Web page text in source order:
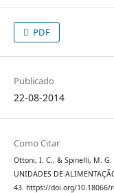
PDF
Publicado
22-08-2014
Como Citar
Ottoni, I. C., & Spinelli, M. G.
UNIDADES DE
43. https://doi.org/10.18066/